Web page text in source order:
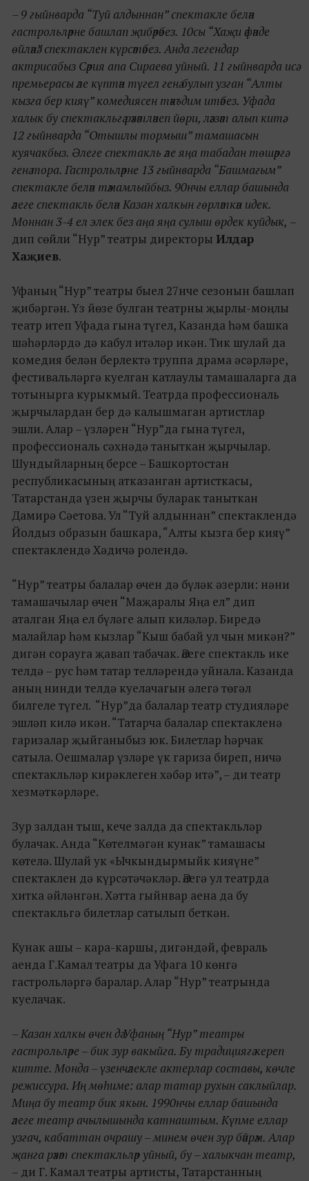
– 9 гыйнварда “Туй алдыннан” спектакле белән
гастрольләрне башлап җибәрәбез. 10сы “Хаҗи әфәнде
өйләнә” спектаклен күрсәтәбез. Анда легендар
актрисабыз Сәрия апа Сираева уйный. 11 гыйнварда исә
премьерасы әле күптән түгел генә булып узган “Алты
кызга бер кияү” комедиясен тәкъдим итәбез. Уфада
халык бу спектакльгә рәхәтләнеп йөри, ләззәт алып китә.
12 гыйнварда “Отышлы тормыш” тамашасын
куячакбыз. Әлеге спектакль әле яңа табадан төшәргә
генә тора. Гастрольләрне 13 гыйнварда “Башмагым”
спектакле белән тәмамлыйбыз. 90нчы еллар башында
әлеге спектакль белән Казан халкын гөрләткән идек.
Моннан 3-4 ел элек без аңа яңа сулыш өрдек куйдык, –
дип сөйли “Нур” театры директоры Илдар
Хаҗиев.
Уфаның “Нур” театры быел 27нче сезонын башлап
җибәргән. Үз йөзе булган театрны җырлы-моңлы
театр итеп Уфада гына түгел, Казанда һәм башка
шәһәрләрдә дә кабул итәләр икән. Тик шулай да
комедия белән берлектә труппа драма әсәрләре,
фестивальләргә куелган катлаулы тамашаларга да
тотынырга курыкмый. Театрда профессиональ
җырчылардан бер дә калышмаган артистлар
эшли. Алар – үзләрен “Нур”да гына түгел,
профессиональ сәхнәдә таныткан җырчылар.
Шундыйларның берсе – Башкортостан
республикасының атказанган артисткасы,
Татарстанда үзен җырчы буларак таныткан
Дамирә Сәетова. Ул “Туй алдыннан” спектаклендә
Йолдыз образын башкара, “Алты кызга бер кияү”
спектаклендә Хәдичә ролендә.
“Нур” театры балалар өчен дә бүләк әзерли: нәни
тамашачылар өчен “Маҗаралы Яңа ел” дип
аталган Яңа ел бүләге алып киләләр. Биредә
малайлар һәм кызлар “Кыш бабай ул чын микән?”
дигән сорауга җавап табачак. Әлеге спектакль ике
телдә – рус һәм татар телләрендә уйнала. Казанда
аның нинди телдә куелачагын әлегә төгәл
билгеле түгел. “Нур”да балалар театр студияләре
эшләп килә икән. “Татарча балалар спектакленә
гаризалар җыйганыбыз юк. Билетлар һәрчак
сатыла. Оешмалар үзләре үк гариза биреп, ничә
спектакльләр кирәклеген хәбәр итә”, – ди театр
хезмәткәрләре.
Зур залдан тыш, кече залда да спектакльләр
булачак. Анда “Көтелмәгән кунак” тамашасы
көтелә. Шулай ук «Ычкындырмыйк кияүне”
спектаклен дә күрсәтәчәкләр. Әлегә ул театрда
хитка әйләнгән. Хәтта гыйнвар аена да бу
спектакльгә билетлар сатылып беткән.
Кунак ашы – кара-каршы, дигәндәй, февраль
аенда Г.Камал театры да Уфага 10 көнгә
гастрольләргә баралар. Алар “Нур” театрында
куелачак.
– Казан халкы өчен дә Уфаның “Нур” театры
гастрольләре – бик зур вакыйга. Бу традициягә кереп
китте. Монда – үзенчәлекле актерлар составы, көчле
режиссура. Иң мөһиме: алар татар рухын саклыйлар.
Миңа бу театр бик якын. 1990нчы еллар башында
әлеге театр ачылышында катнаштым. Күпме еллар
узгач, кабаттан очрашу – минем өчен зур бәйрәм. Алар
җанга рәхәт спектакльләр уйный, бу – халыкчан театр,
– ди Г. Камал театры артисты, Татарстанның